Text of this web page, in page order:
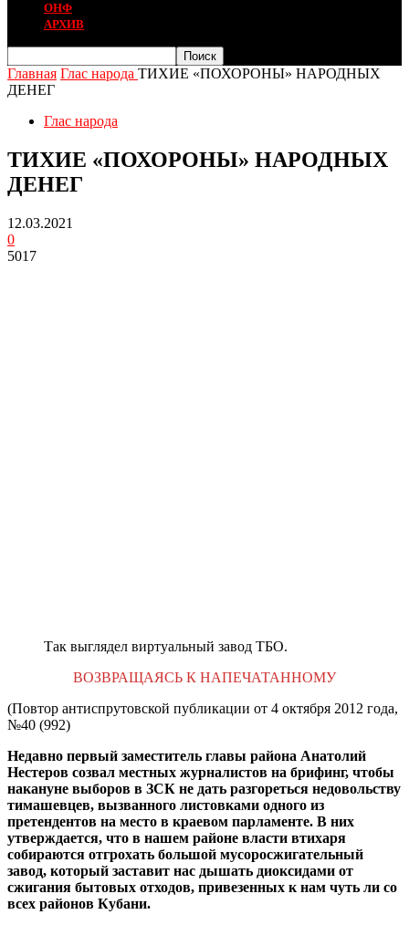
ОНФ
АРХИВ
Главная Глас народа ТИХИЕ «ПОХОРОНЫ» НАРОДНЫХ
ДЕНЕГ
Глас народа
ТИХИЕ «ПОХОРОНЫ» НАРОДНЫХ
ДЕНЕГ
12.03.2021
0
5017
Так выглядел виртуальный завод ТБО.
ВОЗВРАЩАЯСЬ К НАПЕЧАТАННОМУ
(Повтор антиспрутовской публикации от 4 октября 2012 года,
№40 (992)
Недавно первый заместитель главы района Анатолий
Нестеров созвал местных журналистов на брифинг, чтобы
накануне выборов в ЗСК не дать разгореться недовольству
тимашевцев, вызванного листовками одного из
претендентов на место в краевом парламенте. В них
утверждается, что в нашем районе власти втихаря
собираются отгрохать большой мусоросжигательный
завод, который заставит нас дышать диоксидами от
сжигания бытовых отходов, привезенных к нам чуть ли со
всех районов Кубани.